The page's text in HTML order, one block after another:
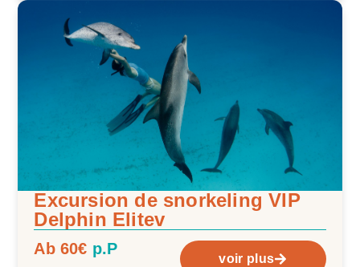
Excursion de snorkeling VIP
Delphin Elitev
Ab 60€ p.P
voir plus